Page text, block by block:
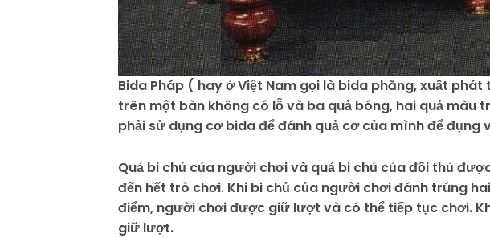
Bida Pháp ( hay ở Việt Nam gọi là bida phăng, xuất
trên một bàn không có lỗ và ba quả bóng, hai quả màu
phải sử dụng cơ bida để đánh quả cơ của mình để đụng
Quả bi chủ của người chơi và quả bi chủ của đối thủ
đến hết trò chơi. Khi bi chủ của người chơi đánh trúng
điểm, người chơi được giữ lượt và có thể tiếp tục chơi.
giữ lượt.